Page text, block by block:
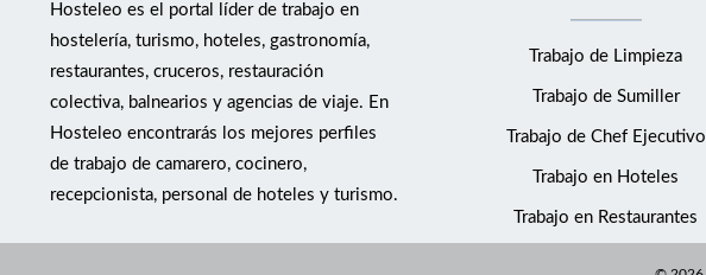
Hosteleo es el portal líder de trabajo en
hostelería, turismo, hoteles, gastronomía,
restaurantes, cruceros, restauración
colectiva, balnearios y agencias de viaje. En
Hosteleo encontrarás los mejores perfiles
de trabajo de camarero, cocinero,
recepcionista, personal de hoteles y turismo.
Trabajo de Limpieza
Trabajo de Sumiller
Trabajo de Chef Ejecutivo
Trabajo en Hoteles
Trabajo en Restaurantes